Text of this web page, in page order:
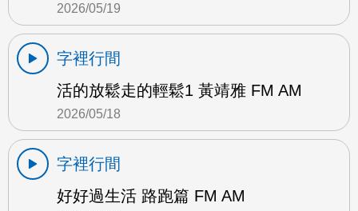
2026/05/19
字裡行間
活的放鬆走的輕鬆1 黃靖雅 FM AM
2026/05/18
字裡行間
好好過生活 路跑篇 FM AM